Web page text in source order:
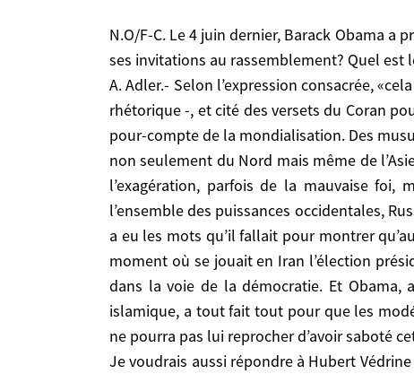
N.O/F-C. Le 4 juin dernier, Barack Obama a prononcé au Caire un discours de réconciliation à l’intention des musulmans. Comment ont été reçues
ses invitations au rassemblement? Quel
A. Adler.- Selon l’expression consacrée,
rhétorique -, et cité des versets du Coran
pour-compte de la mondialisation. Des
non seulement du Nord mais même de
l’exagération, parfois de la mauvaise
l’ensemble des puissances occidentales,
a eu les mots qu’il fallait pour montrer
moment où se jouait en Iran l’élection
dans la voie de la démocratie. Et
islamique, a tout fait tout pour que les
ne pourra pas lui reprocher d’avoir saboté
Je voudrais aussi répondre à Hubert
pas dire qu’il n’y a pas toute une série d’autres
invitations au rassemblement? Quel est le poids
A. Adler.- Selon l’expression consacrée, «cela
rhétorique -, et cité des versets du Coran pour
compte de la mondialisation. Des musulmans
seulement du Nord mais même de l’Asie,
parfois de la mauvaise foi, mais il y a un noyau
occidentales, Russie comprise, plutôt comme
montrer qu’au fond la politique américaine
présidentielle la plus importante de toute la
discours du Caire et en me mettant pas de
progressistes rassemblés derrière Moussavi
la liberté dans le peuple iranien, qui est un